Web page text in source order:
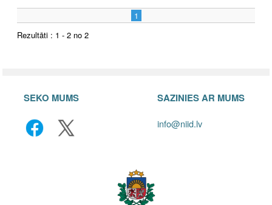
1
Rezultāti : 1 - 2 no 2
SEKO MUMS SAZINIES AR MUMS
info@niid.lv